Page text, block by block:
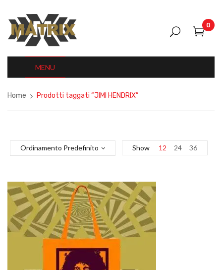
0
MENU
Home Prodotti taggati “JIMI HENDRIX”
Ordinamento Predefinito Show 12 24 36